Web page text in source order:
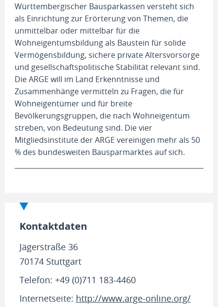
Württembergischer Bausparkassen versteht sich
als Einrichtung zur Erörterung von Themen, die
unmittelbar oder mittelbar für die
Wohneigentumsbildung als Baustein für solide
Vermögensbildung, sichere private Altersvorsorge
und gesellschaftspolitische Stabilität relevant sind.
Die ARGE will im Land Erkenntnisse und
Zusammenhänge vermitteln zu Fragen, die für
Wohneigentümer und für breite
Bevölkerungsgruppen, die nach Wohneigentum
streben, von Bedeutung sind. Die vier
Mitgliedsinstitute der ARGE vereinigen mehr als 50
% des bundesweiten Bausparmarktes auf sich.
Kontaktdaten
Jägerstraße 36
70174 Stuttgart
Telefon: +49 (0)711 183-4460
Internetseite: http://www.arge-online.org/